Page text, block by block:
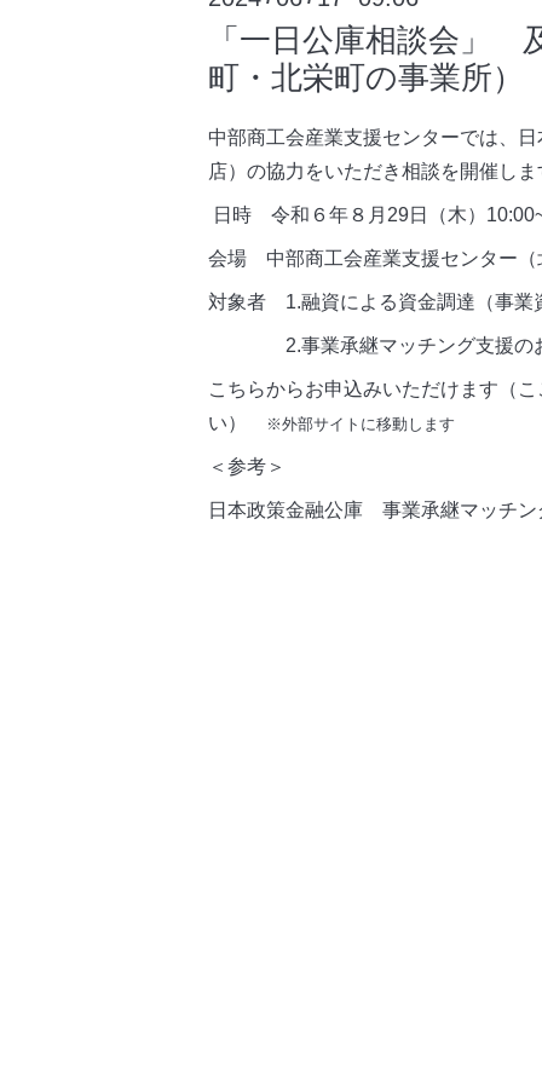
「一日公庫相談会」
町・北栄町の事業所）
中部商工会産業支援センターでは、
店）の協力をいただき相談を開催しま
日時 令和６年８月29日（木）
会場 中部商工会産業支援センター（
対象者 1.融資による資金調達（事業
2.事業承継マッチング支援のお
こちらからお申込みいただけます（
い）
※外部サイトに移動します
＜参考＞
日本政策金融公庫 事業承継マッチン